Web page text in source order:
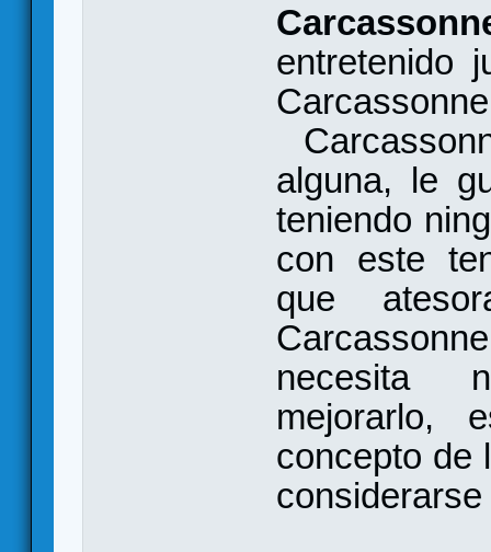
entretenido
alguna, le
teniendo
con este
que
necesita
mejorarlo,
concepto de